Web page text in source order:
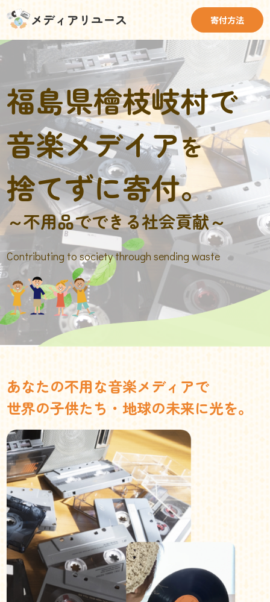
メディアリユース 寄付方法
福島県檜枝岐村で
音楽メデイアを
捨てずに寄付。
～不用品でできる社会貢献～
Contributing to society through sending waste
あなたの不用な音楽メディアで
世界の子供たち・地球の未来に光を。